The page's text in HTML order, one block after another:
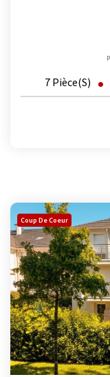
7 Pièce(s)
Coup De Coeur